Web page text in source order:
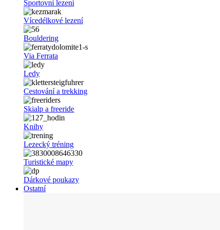
Sportovní lezení
Vícedélkové lezení
Bouldering
Via Ferrata
Ledy
Cestování a trekking
Skialp a freeride
Knihy
Lezecký tréning
Turistické mapy
Dárkové poukazy
Ostatní